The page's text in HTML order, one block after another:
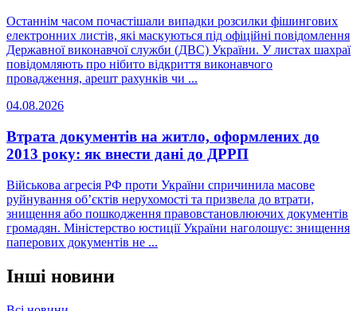
Останнім часом почастішали випадки розсилки фішингових
електронних листів, які маскуються під офіційні повідомлення
Державної виконавчої служби (ДВС) України. У листах шахраї
повідомляють про нібито відкриття виконавчого
провадження, арешт рахунків чи ...
04.08.2026
Втрата документів на житло, оформлених до
2013 року: як внести дані до ДРРП
Військова агресія РФ проти України спричинила масове
руйнування об’єктів нерухомості та призвела до втрати,
знищення або пошкодження правовстановлюючих документів
громадян. Міністерство юстиції України наголошує: знищення
паперових документів не ...
Інші новини